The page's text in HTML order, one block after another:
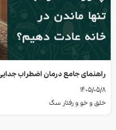
راهنمای جامع درمان اضطراب
ماندن در خانه عادت دهیم؟
1405/05/8
خلق و خو و رفتار سگ